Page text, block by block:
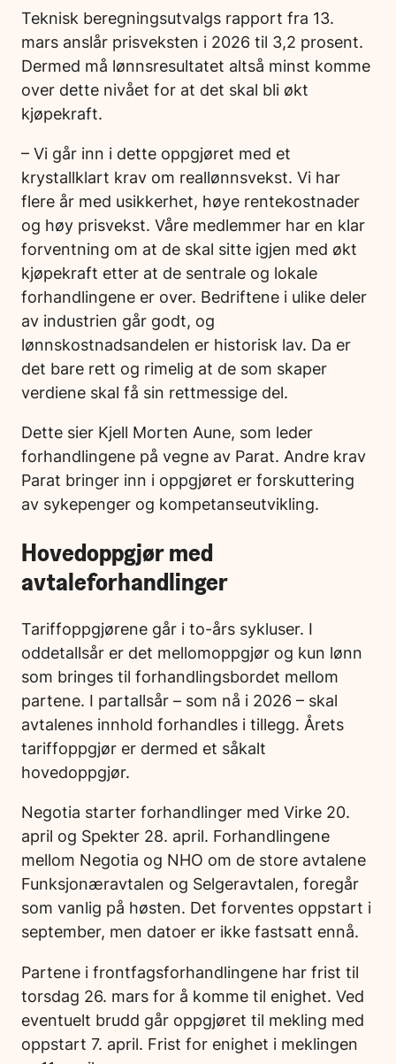
Teknisk beregningsutvalgs rapport fra 13.
mars anslår prisveksten i 2026 til 3,2 prosent.
Dermed må lønnsresultatet altså minst komme
over dette nivået for at det skal bli økt
kjøpekraft.
– Vi går inn i dette oppgjøret med et
krystallklart krav om reallønnsvekst. Vi har
flere år med usikkerhet, høye rentekostnader
og høy prisvekst. Våre medlemmer har en klar
forventning om at de skal sitte igjen med økt
kjøpekraft etter at de sentrale og lokale
forhandlingene er over. Bedriftene i ulike deler
av industrien går godt, og
lønnskostnadsandelen er historisk lav. Da er
det bare rett og rimelig at de som skaper
verdiene skal få sin rettmessige del.
Dette sier Kjell Morten Aune, som leder
forhandlingene på vegne av Parat. Andre krav
Parat bringer inn i oppgjøret er forskuttering
av sykepenger og kompetanseutvikling.
Hovedoppgjør med
avtaleforhandlinger
Tariffoppgjørene går i to-års sykluser. I
oddetallsår er det mellomoppgjør og kun lønn
som bringes til forhandlingsbordet mellom
partene. I partallsår – som nå i 2026 – skal
avtalenes innhold forhandles i tillegg. Årets
tariffoppgjør er dermed et såkalt
hovedoppgjør.
Negotia starter forhandlinger med Virke 20.
april og Spekter 28. april. Forhandlingene
mellom Negotia og NHO om de store avtalene
Funksjonæravtalen og Selgeravtalen, foregår
som vanlig på høsten. Det forventes oppstart i
september, men datoer er ikke fastsatt ennå.
Partene i frontfagsforhandlingene har frist til
torsdag 26. mars for å komme til enighet. Ved
eventuelt brudd går oppgjøret til mekling med
oppstart 7. april. Frist for enighet i meklingen